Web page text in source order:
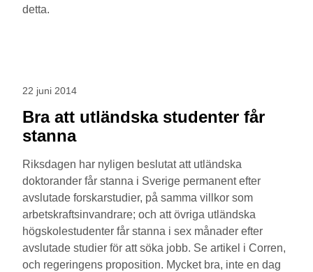
detta.
22 juni 2014
Bra att utländska studenter får
stanna
Riksdagen har nyligen beslutat att utländska
doktorander får stanna i Sverige permanent efter
avslutade forskarstudier, på samma villkor som
arbetskraftsinvandrare; och att övriga utländska
högskolestudenter får stanna i sex månader efter
avslutade studier för att söka jobb. Se artikel i Corren,
och regeringens proposition. Mycket bra, inte en dag